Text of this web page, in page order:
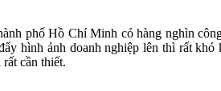
phố Hồ Chí Minh có hàng nghìn
hình ảnh doanh nghiệp lên thì rất
cần thiết.